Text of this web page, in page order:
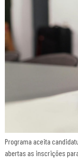
Programa aceita
abertas as inscrições